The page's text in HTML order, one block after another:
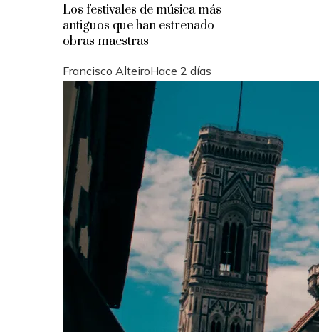
Los festivales de música más
antiguos que han estrenado
obras maestras
Francisco AlteiroHace 2 días